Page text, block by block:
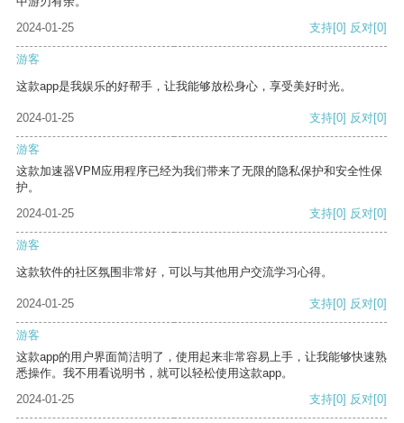
2024-01-25
支持[0] 反对[0]
游客
这款app是我娱乐的好帮手，让我能够放松身心，享受美好时光。
2024-01-25 支持[0] 反对[0]
游客
这款加速器VPM应用程序已经为我们带来了无限的隐私保护和安全性保
护。
2024-01-25
支持[0] 反对[0]
游客
这款软件的社区氛围非常好，可以与其他用户交流学习心得。
2024-01-25 支持[0] 反对[0]
游客
这款app的用户界面简洁明了，使用起来非常容易上手，让我能够快速熟
悉操作。我不用看说明书，就可以轻松使用这款app。
2024-01-25
支持[0] 反对[0]